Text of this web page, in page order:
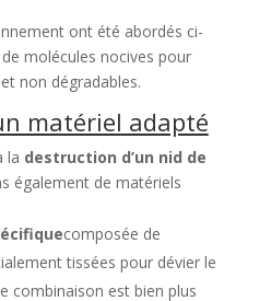
ont été abordés ci-
molécules nocives pour
non dégradables.
matériel adapté
la destruction d’un nid de
également de matériels
composée de
tissées pour dévier le
combinaison est bien plus